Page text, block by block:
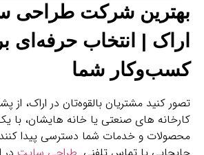
بهترین شرکت طراحی
اراک | انتخاب حرفه‌ای
کسب‌وکار شما
تصور کنید مشتریان بالقوه‌تان در اراک، از
کارخانه‌ های صنعتی یا خانه‌ هایشان،
محصولات و خدمات شما دسترسی پیدا کنند.